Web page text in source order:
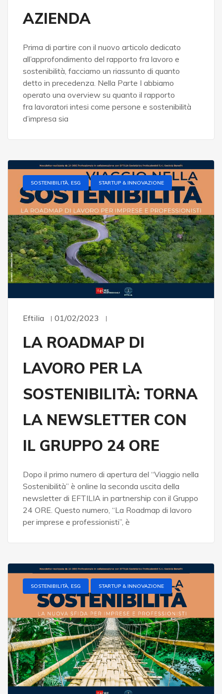
AZIENDA
Prima di partire con il nuovo articolo dedicato
all’approfondimento del rapporto fra lavoro e
sostenibilità, facciamo un riassunto di quanto
detto in precedenza. Nella Parte I abbiamo
operato una overview su quanto il rapporto
fra lavoratori intesi come persone e sostenibilità
d’impresa sia
SOSTENIBILITÀ, ESG STARTUP & INNOVAZIONE
Eftilia 01/02/2023
LA ROADMAP DI
LAVORO PER LA
SOSTENIBILITÀ: TORNA
LA NEWSLETTER CON
IL GRUPPO 24 ORE
Dopo il primo numero di apertura del “Viaggio nella
Sostenibilità” è online la seconda uscita della
newsletter di EFTILIA in partnership con il Gruppo
24 ORE. Questo numero, “La Roadmap di lavoro
per imprese e professionisti”, è
SOSTENIBILITÀ, ESG STARTUP & INNOVAZIONE